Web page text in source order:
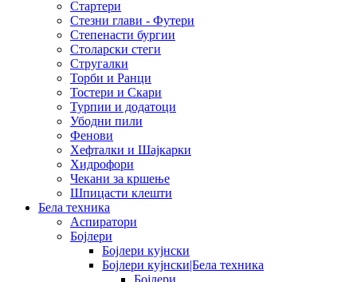
Стартери
Стезни глави - Футери
Степенасти бургии
Столарски стеги
Стругалки
Торби и Ранци
Тостери и Скари
Турпии и додатоци
Убодни пили
Фенови
Хефталки и Шајкарки
Хидрофори
Чекани за кршење
Шпицасти клешти
Бела техника
Аспиратори
Бојлери
Бојлери кујнски
Бојлери кујнски|Бела техника
Бојлери